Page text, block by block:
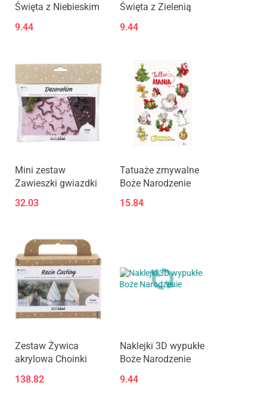
Święta z Niebieskim
9.44
Święta z Zielenią
9.44
Mini zestaw
Zawieszki gwiazdki
32.03
Tatuaże zmywalne
Boże Narodzenie
15.84
Zestaw Żywica
akrylowa Choinki
138.82
Naklejki 3D wypukłe
Boże Narodzenie
9.44